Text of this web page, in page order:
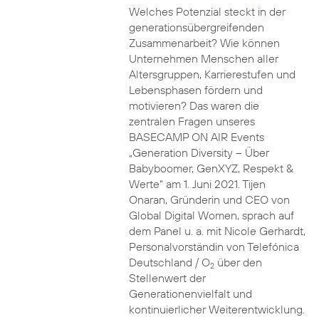
Welches Potenzial steckt in der
generationsübergreifenden
Zusammenarbeit? Wie können
Unternehmen Menschen aller
Altersgruppen, Karrierestufen und
Lebensphasen fördern und
motivieren? Das waren die
zentralen Fragen unseres
BASECAMP ON AIR Events
„Generation Diversity – Über
Babyboomer, GenXYZ, Respekt &
Werte“ am 1. Juni 2021. Tijen
Onaran, Gründerin und CEO von
Global Digital Women, sprach auf
dem Panel u. a. mit Nicole Gerhardt,
Personalvorständin von Telefónica
Deutschland / O2über den
Stellenwert der
Generationenvielfalt und
kontinuierlicher Weiterentwicklung.